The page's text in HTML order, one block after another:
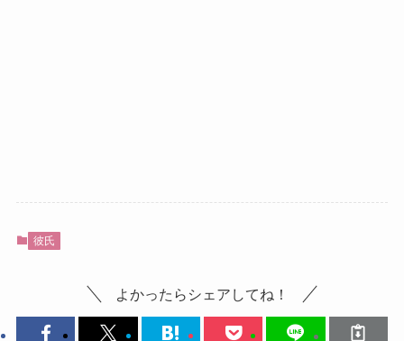
彼氏
よかったらシェアしてね！